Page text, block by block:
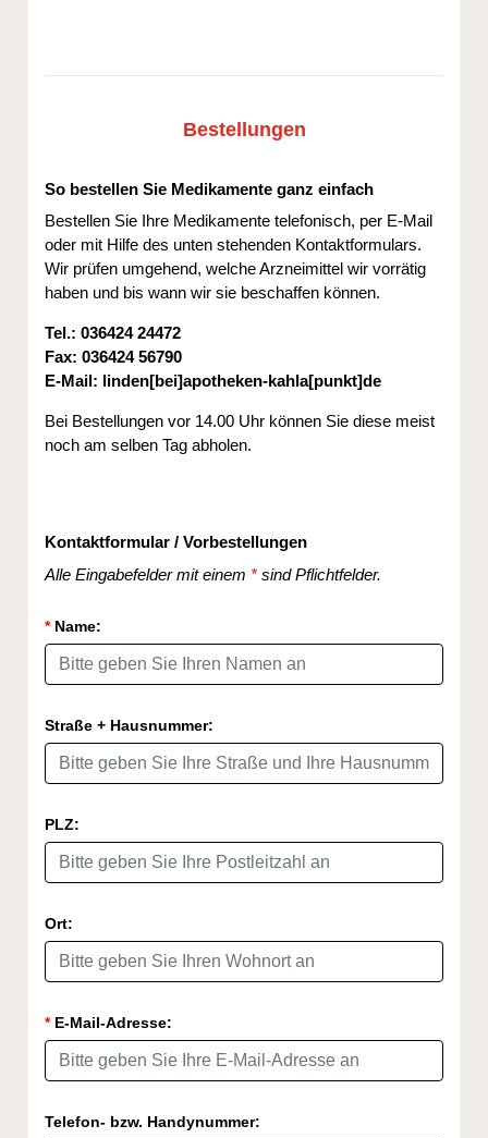
Bestellungen
So bestellen Sie Medikamente ganz einfach
Bestellen Sie Ihre Medikamente telefonisch, per E-Mail
oder mit Hilfe des unten stehenden Kontaktformulars.
Wir prüfen umgehend, welche Arzneimittel wir vorrätig
haben und bis wann wir sie beschaffen können.
Tel.: 036424 24472
Fax: 036424 56790
E-Mail: linden[bei]apotheken-kahla[punkt]de
Bei Bestellungen vor 14.00 Uhr können Sie diese meist
noch am selben Tag abholen.
Kontaktformular / Vorbestellungen
Alle Eingabefelder mit einem * sind Pflichtfelder.
*Name:
Straße + Hausnummer:
PLZ:
Ort:
*E-Mail-Adresse:
Telefon- bzw. Handynummer: